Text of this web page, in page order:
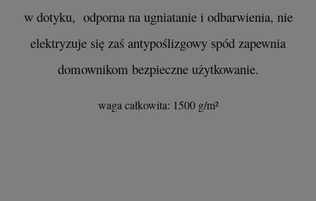
w dotyku, odporna na ugniatanie i odbarwienia, nie
elektryzuje się zaś antypoślizgowy spód zapewnia
domownikom bezpieczne użytkowanie.
waga całkowita: 1500 g/m²